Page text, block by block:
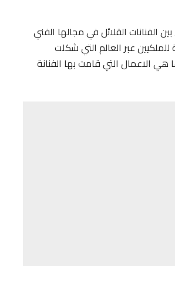
الفنانات القلائل في مجالها الفني
عبر العالم التي شكلت
هي الاعمال التي قامت بها الفنانة